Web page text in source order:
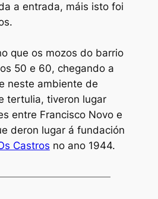
a entrada, máis isto foi
que os mozos do barrio
50 e 60, chegando a
neste ambiente de
tertulia, tiveron lugar
entre Francisco Novo e
deron lugar á fundación
Castros no ano 1944.